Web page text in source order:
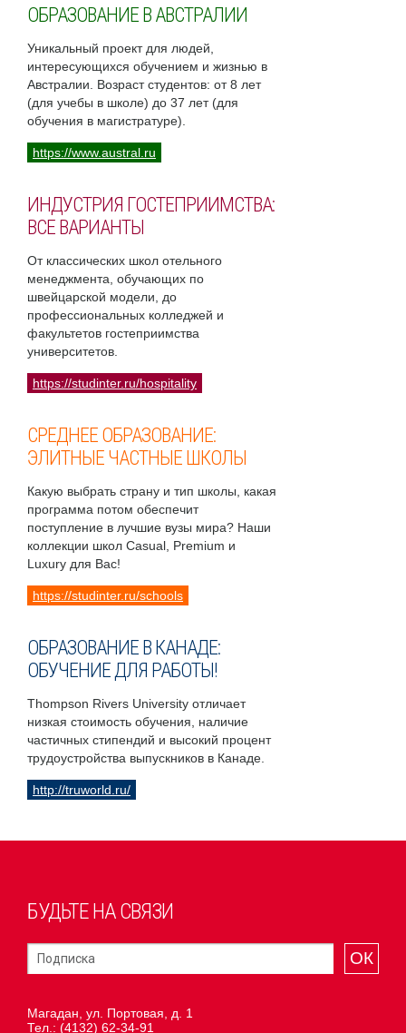
ОБРАЗОВАНИЕ В АВСТРАЛИИ
Уникальный проект для людей,
интересующихся обучением и жизнью в
Австралии. Возраст студентов: от 8 лет
(для учебы в школе) до 37 лет (для
обучения в магистратуре).
https://www.austral.ru
ИНДУСТРИЯ ГОСТЕПРИИМСТВА:
ВСЕ ВАРИАНТЫ
От классических школ отельного
менеджмента, обучающих по
швейцарской модели, до
профессиональных колледжей и
факультетов гостеприимства
университетов.
https://studinter.ru/hospitality
СРЕДНЕЕ ОБРАЗОВАНИЕ:
ЭЛИТНЫЕ ЧАСТНЫЕ ШКОЛЫ
Какую выбрать страну и тип школы, какая
программа потом обеспечит
поступление в лучшие вузы мира? Наши
коллекции школ Casual, Premium и
Luxury для Вас!
https://studinter.ru/schools
ОБРАЗОВАНИЕ В КАНАДЕ:
ОБУЧЕНИЕ ДЛЯ РАБОТЫ!
Thompson Rivers University отличает
низкая стоимость обучения, наличие
частичных стипендий и высокий процент
трудоустройства выпускников в Канаде.
http://truworld.ru/
БУДЬТЕ НА СВЯЗИ
ОК
Магадан, ул. Портовая, д. 1
Тел.: (4132) 62-34-91